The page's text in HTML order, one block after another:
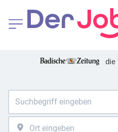
die